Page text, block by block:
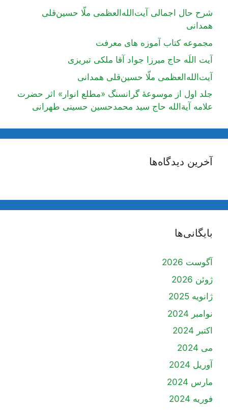
شرح حال اجمالی آیت‌الله‌العظمی ملّا حسین‌قلی
همدانی
مجموعه کتاب آموزه های معرفت
آیت اللَه حاج میرزا جواد آقا ملکی تبریزی
آیت‌الله‌العظمی ملّا حسین‌قلی همدانی
جلد اول از موسوعۀ گرانسنگ «مطلع انوار» اثر حضرت
علامه آیة‌الله حاج سید محمدحسین حسینی طهرانی
آخرین دیدگاه‌ها
بایگانی‌ها
آگوست 2026
ژوئن 2026
ژانویه 2025
نوامبر 2024
اکتبر 2024
می 2024
آوریل 2024
مارس 2024
فوریه 2024